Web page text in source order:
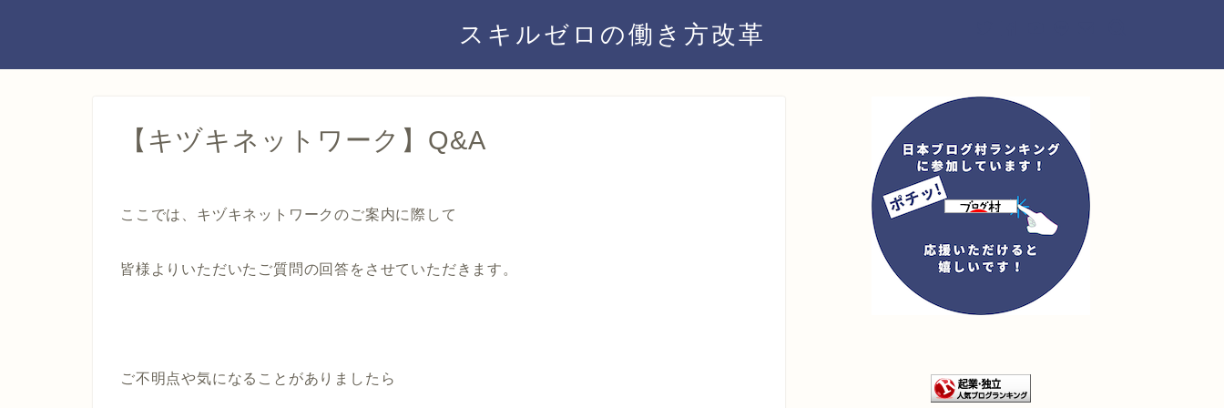
スキルゼロの働き方改革
【キヅキネットワーク】Q&A
ここでは、キヅキネットワークのご案内に際して
皆様よりいただいたご質問の回答をさせていただきます。
ご不明点や気になることがありましたら